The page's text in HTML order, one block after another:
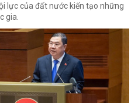
lực của đất nước kiến tạo những
gia.